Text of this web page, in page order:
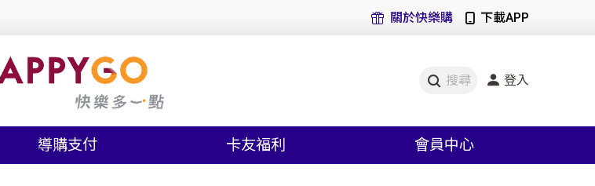
關於快樂購 下載APP
搜尋 登入
導購支付 卡友福利 會員中心